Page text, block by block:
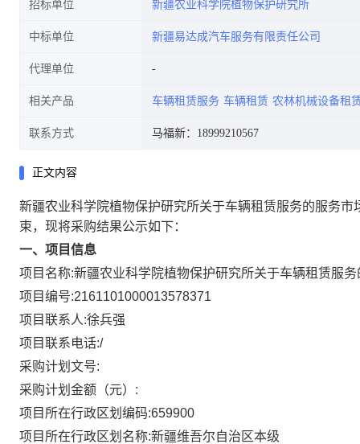
招标单位 新疆农业科学院植物保护研究所
中标单位 新疆易达成汽车服务有限责任公司
代理单位
相关产品 车辆租赁服务 车辆租赁 农林机械设备租
联系方式 马福新：18999210567
正文内容
新疆农业科学院植物保护研究所关于车辆租赁服务的服务市
束，现将采购结果公示如下：
一、项目信息
项目名称:新疆农业科学院植物保护研究所关于车辆租赁服
项目编号:2161101000013578371
项目联系人:徐兵强
项目联系电话:/
采购计划文号:
采购计划金额（元）:
项目所在行政区划编码:659900
项目所在行政区划名称:新疆维吾尔自治区本级